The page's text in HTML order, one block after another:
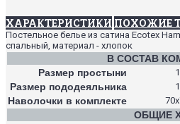
ХАРАКТЕРИСТИКИ ПОХОЖИЕ
Постельное белье из сатина Ecotex
спальный, материал - хлопок
В СОСТАВ
Размер простыни
Размер пододеяльника
Наволочки в комплекте
ОБЩИЕ